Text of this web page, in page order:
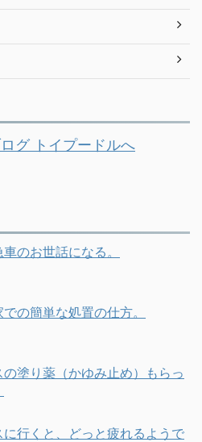
のお世話になる。
の簡単な処置の仕方。
塗り薬（かゆみ止め）もらっ
に行くと、どっと疲れるようで